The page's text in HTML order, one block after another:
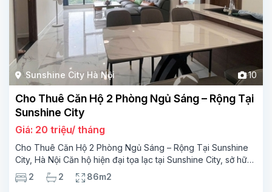
Sunshine City Hà Nội 10
Cho Thuê Căn Hộ 2 Phòng Ngủ Sáng – Rộng Tại
Sunshine City
Giá: 20 triệu/ tháng
Cho Thuê Căn Hộ 2 Phòng Ngủ Sáng – Rộng Tại Sunshine
City, Hà Nội Căn hộ hiện đại tọa lạc tại Sunshine City, sở hữu
diện tích 86m² cùng thiết kế tối ưu mang lại không gian sống
thoải mái
2 2 86m2